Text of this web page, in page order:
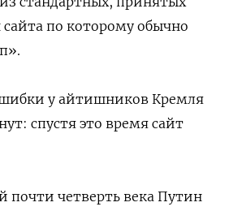
по которому обычно
у айтишников Кремля
спустя это время сайт
почти четверть века Путин